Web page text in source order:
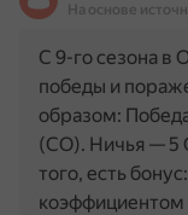
На основе
С 9-го сезона в
победы и
образом:
(CO). Ничья — 5
того, есть
коэффициентом